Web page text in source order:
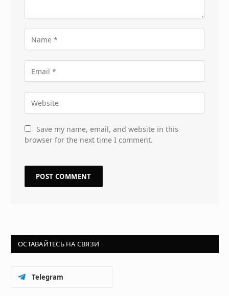
Save my name, email, and website in this
browser for the next time I comment.
ОСТАВАЙТЕСЬ НА СВЯЗИ
Telegram